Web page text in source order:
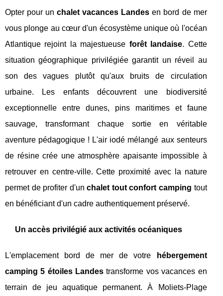
Opter pour unchalet vacances Landes en bord de mer
vous plonge au cœur d'un écosystème unique où l'océan
Atlantique rejoint la majestueuse forêt landaise. Cette
situation géographique privilégiée garantit un réveil au
son des vagues plutôt qu'aux bruits de circulation
urbaine. Les enfants découvrent une biodiversité
exceptionnelle entre dunes, pins maritimes et faune
sauvage, transformant chaque sortie en véritable
aventure pédagogique ! L'air iodé mélangé aux senteurs
de résine crée une atmosphère apaisante impossible à
retrouver en centre-ville. Cette proximité avec la nature
permet de profiter d'unchalet tout confort camping tout
en bénéficiant d'un cadre authentiquement préservé.
Un accès privilégié aux activités océaniques
L'emplacement bord de mer de votre
hébergement
camping 5 étoiles Landes transforme vos vacances en
terrain de jeu aquatique permanent. À Moliets-Plage